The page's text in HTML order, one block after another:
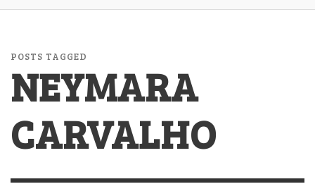
POSTS TAGGED
NEYMARA
CARVALHO